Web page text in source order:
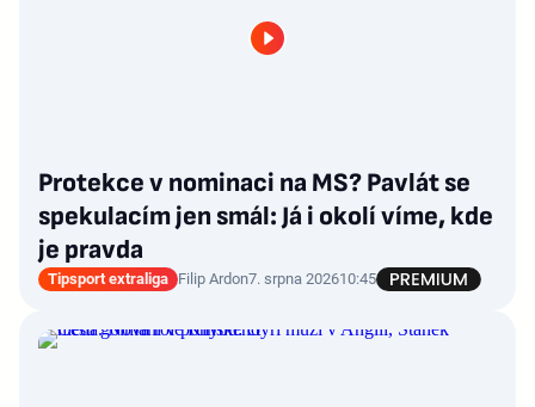
Protekce v nominaci na MS? Pavlát se
spekulacím jen smál: Já i okolí víme, kde
je pravda
Tipsport extraliga Filip Ardon7. srpna 202610:45